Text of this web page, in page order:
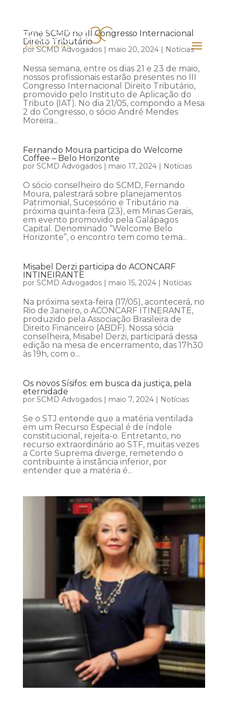
Time SCMD no III Congresso Internacional
Direito Tributário
porSCMD Advogados| maio 20, 2024| Notícias
Nessa semana, entre os dias 21 e 23 de maio,
nossos profissionais estarão presentes no III
Congresso Internacional Direito Tributário,
promovido pelo Instituto de Aplicação do
Tributo (IAT). No dia 21/05, compondo a Mesa
2 do Congresso, o sócio André Mendes
Moreira...
Fernando Moura participa do Welcome
Coffee – Belo Horizonte
por SCMD Advogados| maio 17, 2024| Notícias
O sócio conselheiro do SCMD, Fernando
Moura, palestrará sobre planejamentos
Patrimonial, Sucessório e Tributário na
próxima quinta-feira (23), em Minas Gerais,
em evento promovido pela Galápagos
Capital. Denominado “Welcome Belo
Horizonte”, o encontro tem como tema...
Misabel Derzi participa do ACONCARF
INTINEIRANTE
por SCMD Advogados| maio 15, 2024| Notícias
Na próxima sexta-feira (17/05), acontecerá, no
Rio de Janeiro, o ACONCARF ITINERANTE,
produzido pela Associação Brasileira de
Direito Financeiro (ABDF). Nossa sócia
conselheira, Misabel Derzi, participará dessa
edição na mesa de encerramento, das 17h30
às 19h, com o...
Os novos Sísifos: em busca da justiça, pela
eternidade
por SCMD Advogados| maio 7, 2024| Notícias
Se o STJ entende que a matéria ventilada
em um Recurso Especial é de índole
constitucional, rejeita-o. Entretanto, no
recurso extraordinário ao STF, muitas vezes
a Corte Suprema diverge, remetendo o
contribuinte à instância inferior, por
entender que a matéria é...